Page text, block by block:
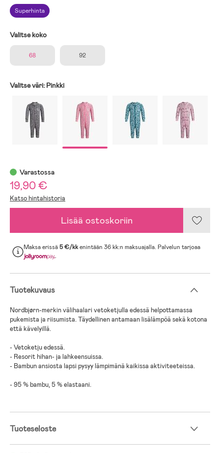
Superhinta
Valitse koko
68 92
Valitse väri: Pinkki
Varastossa
19,90 €
Katso hintahistoria
Lisää ostoskoriin
Maksa erissä5 €/kkenintään 36 kk:n maksuajalla. Palvelun tarjoaa
.
Tuotekuvaus
Nordbjørn-merkin välihaalari vetoketjulla edessä helpottamassa
pukemista ja riisumista. Täydellinen antamaan lisälämpöä sekä kotona
että kävelyillä.
- Vetoketju edessä.
- Resorit hihan- ja lahkeensuissa.
- Bambun ansiosta lapsi pysyy lämpimänä kaikissa aktiviteeteissa.
- 95 % bambu, 5 % elastaani.
Tuoteseloste